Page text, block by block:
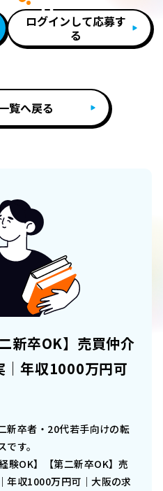
ログインして応募す
る
覧へ戻る
新卒OK】売買仲介
｜年収1000万円可
新卒者・20代若手向けの転
す。
経験OK】【第二新卒OK】売
年収1000万円可｜大阪の求